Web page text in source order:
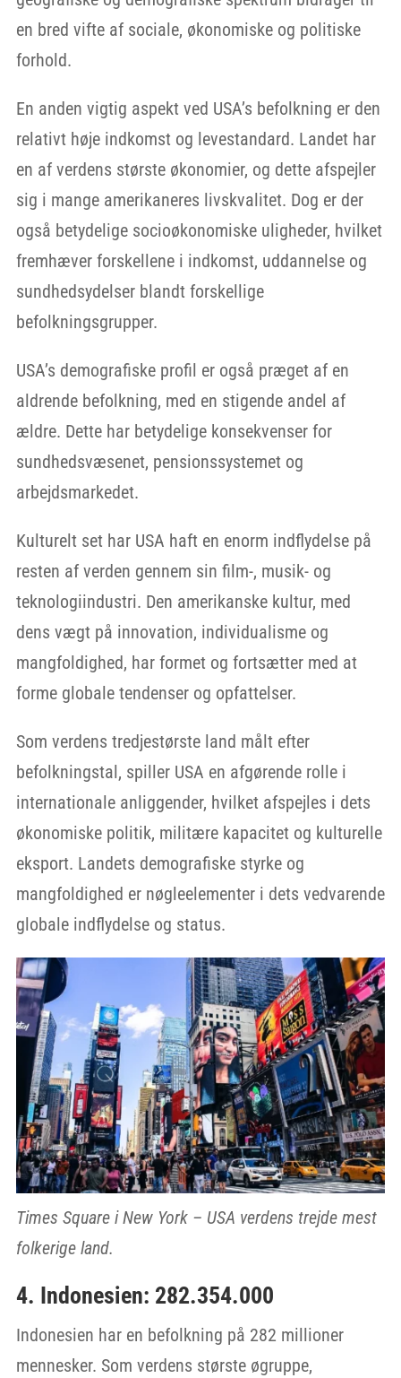
en bred vifte af sociale, økonomiske og politiske
forhold.
En anden vigtig aspekt ved USA’s befolkning er den
relativt høje indkomst og levestandard. Landet har
en af verdens største økonomier, og dette afspejler
sig i mange amerikaneres livskvalitet. Dog er der
også betydelige socioøkonomiske uligheder, hvilket
fremhæver forskellene i indkomst, uddannelse og
sundhedsydelser blandt forskellige
befolkningsgrupper.
USA’s demografiske profil er også præget af en
aldrende befolkning, med en stigende andel af
ældre. Dette har betydelige konsekvenser for
sundhedsvæsenet, pensionssystemet og
arbejdsmarkedet.
Kulturelt set har USA haft en enorm indflydelse på
resten af verden gennem sin film-, musik- og
teknologiindustri. Den amerikanske kultur, med
dens vægt på innovation, individualisme og
mangfoldighed, har formet og fortsætter med at
forme globale tendenser og opfattelser.
Som verdens tredjestørste land målt efter
befolkningstal, spiller USA en afgørende rolle i
internationale anliggender, hvilket afspejles i dets
økonomiske politik, militære kapacitet og kulturelle
eksport. Landets demografiske styrke og
mangfoldighed er nøgleelementer i dets vedvarende
globale indflydelse og status.
Times Square i New York – USA verdens trejde mest
folkerige land.
4. Indonesien: 282.354.000
Indonesien har en befolkning på 282 millioner
mennesker. Som verdens største øgruppe,